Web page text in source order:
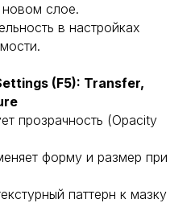
новом слое.
в настройках
(F5): Transfer,
прозрачность (Opacity
форму и размер при
паттерн к мазку